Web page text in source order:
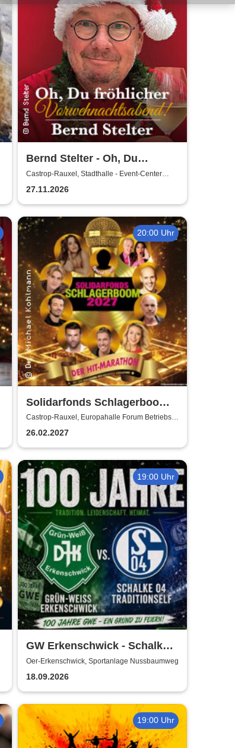
Bernd Stelter - Oh, Du
fröhlicher
Vorweihnachtsabend! 2026
Castrop-Rauxel, Stadthalle - Event-Center
27.11.2026
20:00 Uhr
Solidarfonds Schlagerboom
2027
Castrop-Rauxel, Europahalle Forum Betriebs-
GmbH
26.02.2027
19:00 Uhr
GW Erkenschwick - Schalke
04 Traditionself | 100 Jahre
DJK Grün-Weiss
Erkenschwick
Oer-Erkenschwick, Sportanlage Nussbaumweg
18.09.2026
19:00 Uhr